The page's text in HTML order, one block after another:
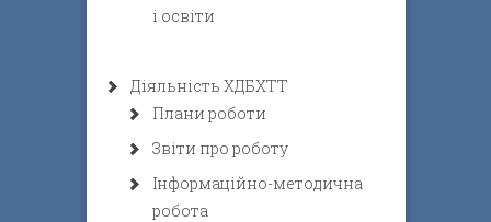
і освіти
Діяльність ХДБХТТ
Плани роботи
Звіти про роботу
Інформаційно-методична
робота